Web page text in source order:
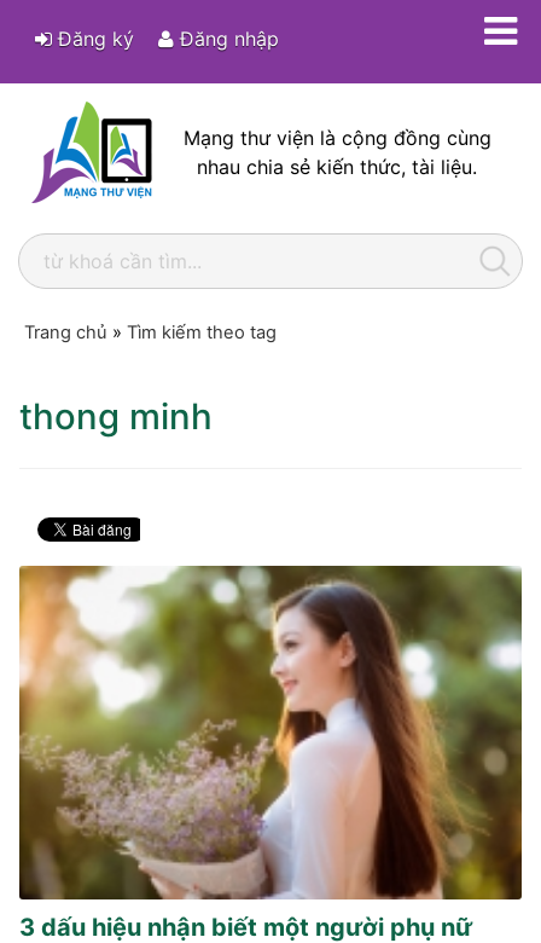
Đăng ký Đăng nhập
Mạng thư viện là cộng đồng cùng
nhau chia sẻ kiến thức, tài liệu.
Trang chủ » Tìm kiếm theo tag
thong minh
3 dấu hiệu nhận biết một người phụ nữ